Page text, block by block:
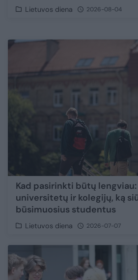
Lietuvos diena 2026-08-04
Kad pasirinkti būtų
universitetų ir kolegijų, ką
būsimuosius studentus
Lietuvos diena 2026-07-07